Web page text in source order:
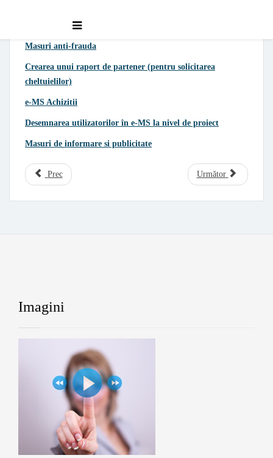
Masuri anti-frauda
Crearea unui raport de partener (pentru solicitarea
cheltuielilor)
e-MS Achizitii
Desemnarea utilizatorilor în e-MS la nivel de proiect
Masuri de informare si publicitate
Prec Următor
Imagini